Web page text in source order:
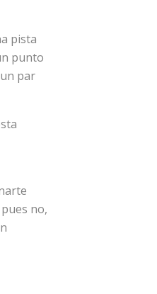
pista
punto
par
no,